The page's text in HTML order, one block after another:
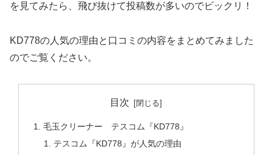
を見てみたら、飛び抜けて投稿数が多いのでビックリ！
KD778の人気の理由と口コミの内容をまとめてみました
のでご覧ください。
目次
毛玉クリーナー テスコム『KD778』
テスコム『KD778』が人気の理由